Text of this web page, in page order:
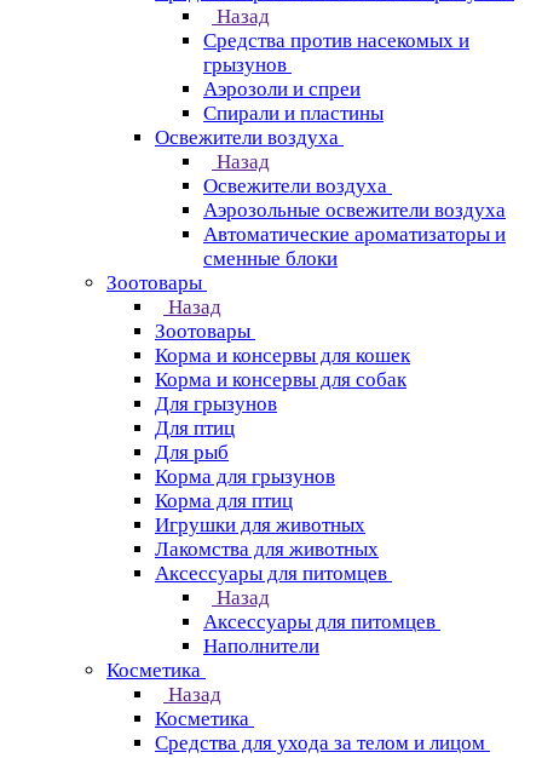
Назад
Средства против насекомых и
грызунов
Аэрозоли и спреи
Спирали и пластины
Освежители воздуха
Назад
Освежители воздуха
Аэрозольные освежители воздуха
Автоматические ароматизаторы и
сменные блоки
Зоотовары
Назад
Зоотовары
Корма и консервы для кошек
Корма и консервы для собак
Для грызунов
Для птиц
Для рыб
Корма для грызунов
Корма для птиц
Игрушки для животных
Лакомства для животных
Аксессуары для питомцев
Назад
Аксессуары для питомцев
Наполнители
Косметика
Назад
Косметика
Средства для ухода за телом и лицом